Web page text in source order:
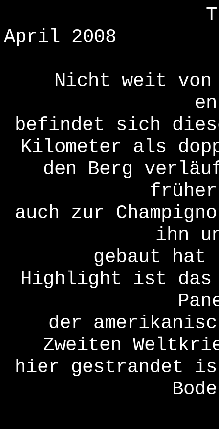
April 2008
Nicht weit
befindet sich
Kilometer als
den Berg
auch zur
ihn
gebaut hat
Highlight ist das
der
Zweiten
hier gestrandet